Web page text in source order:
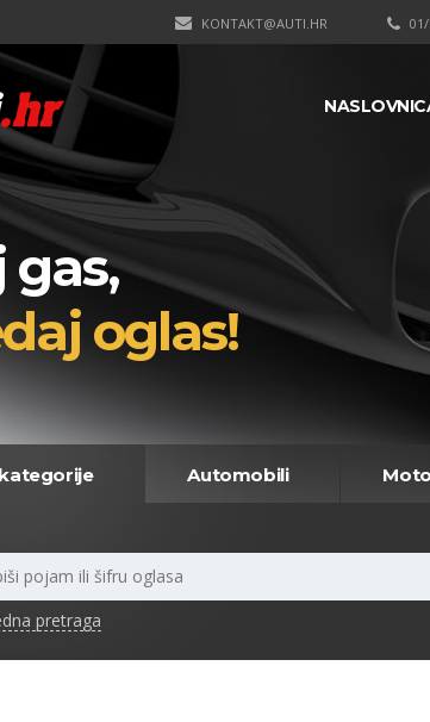
KONTAKT@AUTI.HR
gas,
oglas!
Automobili
pretraga